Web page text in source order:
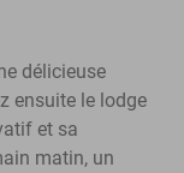
délicieuse
ensuite le lodge
et sa
matin, un